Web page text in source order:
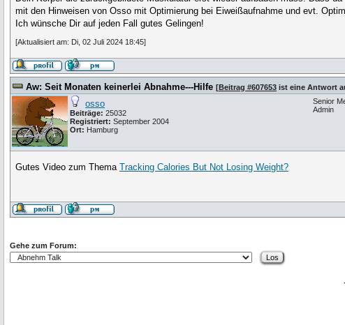
mit den Hinweisen von Osso mit Optimierung bei Eiweißaufnahme und evt.
Ich wünsche Dir auf jeden Fall gutes Gelingen!
[Aktualisiert am: Di, 02 Juli 2024 18:45]
Aw: Seit Monaten keinerlei Abnahme---Hilfe [Beitrag #607653 ist eine Antwort
osso
Beiträge: 25032
Registriert: September 2004
Ort: Hamburg
Senior
Admin
Gutes Video zum ThemaTracking Calories But Not Losing Weight?
Gehe zum Forum: